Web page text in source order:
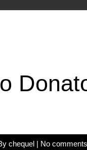
chequel | No comments